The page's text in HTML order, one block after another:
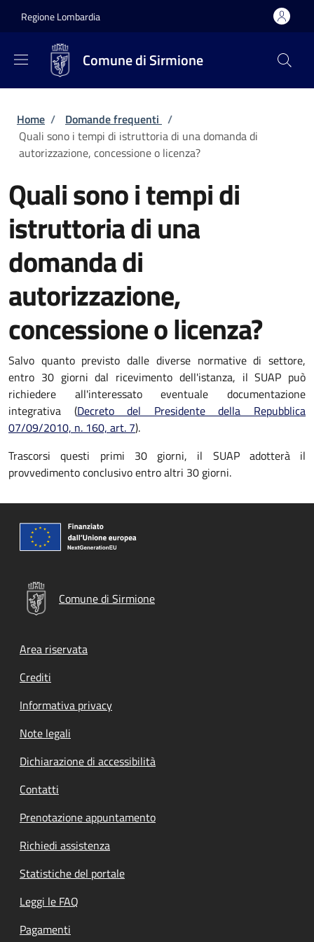
Regione Lombardia
Comune di Sirmione
Briciole di pane
Home / Domande frequenti /
Quali sono i tempi di istruttoria di una domanda di
autorizzazione, concessione o licenza?
Quali sono i tempi di
istruttoria di una
domanda di
autorizzazione,
concessione o licenza?
Salvo quanto previsto dalle diverse normative di settore,
entro 30 giorni dal ricevimento dell'istanza, il SUAP può
richiedere all'interessato eventuale documentazione
integrativa (Decreto del Presidente della Repubblica
07/09/2010, n. 160, art. 7).
Trascorsi questi primi 30 giorni, il SUAP adotterà il
provvedimento conclusivo entro altri 30 giorni.
Comune di Sirmione
Footer menu
Area riservata
Crediti
Informativa privacy
Note legali
Dichiarazione di accessibilità
Contatti
Prenotazione appuntamento
Richiedi assistenza
Statistiche del portale
Leggi le FAQ
Pagamenti